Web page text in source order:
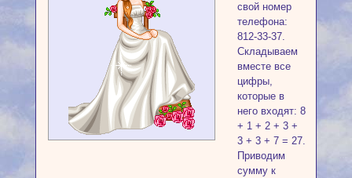
свой номер
телефона:
812-33-37.
Складываем
вместе все
цифры,
которые в
него входят: 8
+ 1 + 2 + 3 +
3 + 3 + 7 = 27.
Приводим
сумму к